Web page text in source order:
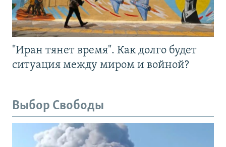
"Иран тянет время". Как долго будет
ситуация между миром и войной?
Выбор Свободы